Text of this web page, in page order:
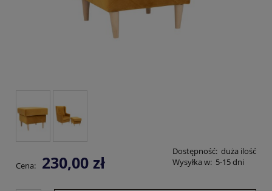
Dostępność: duża ilość
Wysyłka w: 5-15 dni
Cena: 230,00 zł